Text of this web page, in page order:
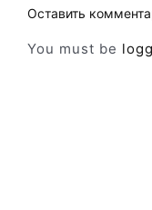
Оставить
You must be